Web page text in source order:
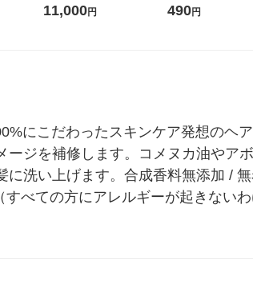
×2）
堂 おまけ付き
11,000円
コウォーター）2L
490円
にこだわったスキンケア発想のヘ
ージを補修します。コメヌカ油やア
に洗い上げます。合成香料無添加 /
べての方にアレルギーが起きない